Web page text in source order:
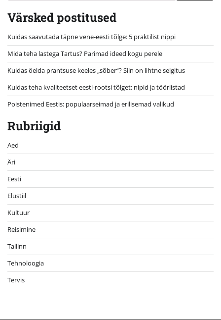
Värsked postitused
Kuidas saavutada täpne vene-eesti tõlge: 5 praktilist nippi
Mida teha lastega Tartus? Parimad ideed kogu perele
Kuidas öelda prantsuse keeles „sõber“? Siin on lihtne selgitus
Kuidas teha kvaliteetset eesti-rootsi tõlget: nipid ja tööriistad
Poistenimed Eestis: populaarseimad ja erilisemad valikud
Rubriigid
Aed
Äri
Eesti
Elustiil
Kultuur
Reisimine
Tallinn
Tehnoloogia
Tervis